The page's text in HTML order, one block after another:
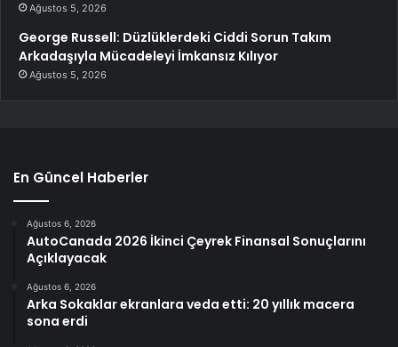
Ağustos 5, 2026
George Russell: Düzlüklerdeki Ciddi Sorun Takım
Arkadaşıyla Mücadeleyi İmkansız Kılıyor
Ağustos 5, 2026
En Güncel Haberler
Ağustos 6, 2026
AutoCanada 2026 İkinci Çeyrek Finansal Sonuçlarını
Açıklayacak
Ağustos 6, 2026
Arka Sokaklar ekranlara veda etti: 20 yıllık macera
sona erdi